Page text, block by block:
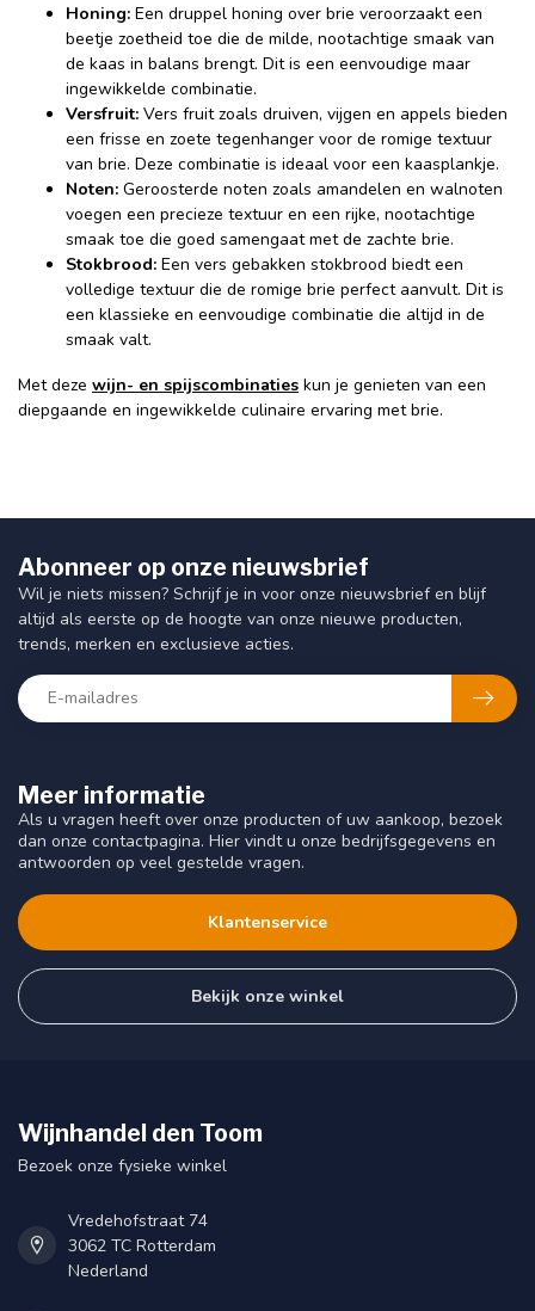
Honing: Een druppel honing over brie veroorzaakt een
beetje zoetheid toe die de milde, nootachtige smaak van
de kaas in balans brengt. Dit is een eenvoudige maar
ingewikkelde combinatie.
Versfruit: Vers fruit zoals druiven, vijgen en appels bieden
een frisse en zoete tegenhanger voor de romige textuur
van brie. Deze combinatie is ideaal voor een kaasplankje.
Noten: Geroosterde noten zoals amandelen en walnoten
voegen een precieze textuur en een rijke, nootachtige
smaak toe die goed samengaat met de zachte brie.
Stokbrood: Een vers gebakken stokbrood biedt een
volledige textuur die de romige brie perfect aanvult. Dit is
een klassieke en eenvoudige combinatie die altijd in de
smaak valt.
Met deze wijn- en spijscombinaties kun je genieten van een
diepgaande en ingewikkelde culinaire ervaring met brie.
Meer informatie
Als u vragen heeft over onze producten of uw aankoop, bezoek
dan onze contactpagina. Hier vindt u onze bedrijfsgegevens en
antwoorden op veel gestelde vragen.
Klantenservice
Bekijk onze winkel
Abonneer op onze nieuwsbrief
Wil je niets missen? Schrijf je in voor onze nieuwsbrief en blijf
altijd als eerste op de hoogte van onze nieuwe producten,
trends, merken en exclusieve acties.
Wijnhandel den Toom
Bezoek onze fysieke winkel
Vredehofstraat 74
3062 TC Rotterdam
Nederland